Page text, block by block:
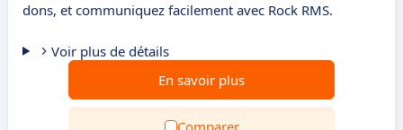
dons, et communiquez facilement avec Rock RMS.
Voir plus de détails
En savoir plus
Comparer